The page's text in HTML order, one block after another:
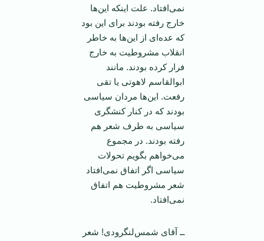
نمی‌افتاد. علت اینکه این‌ها
خارج رفته بودند برای این بود
که عده‌ای از این‌ها به خاطر
انقلاب مشروطیت به خارج
فرار کرده بودند. مانند
ابوالقاسم لاهوتی یا تقی
رفعت. این‌ها مردان سیاسی
بودند که در کنار کنشگری
سیاسی به طرف شعر هم
رفته بودند. در مجموع
می‌خواهم بگویم تحولات
سیاسی اگر اتفاق نمی‌افتاد
شعر مشروطیت هم اتفاق
نمی‌افتاد.
ــ آقای شمس‌لنگرودی! شعر